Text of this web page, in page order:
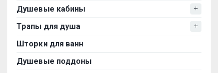
Душевые кабины
Трапы для душа
Шторки для ванн
Душевые поддоны